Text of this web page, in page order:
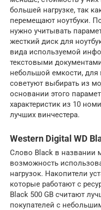
большей нагрузке, так
перемещают ноутбуки.
нужно учитывать
жесткий диск для
вида используемой
текстовыми
небольшой емкости,
советуют выбирать из
основании этого
характеристик из 10
лучших винчестера.
Western Digital WD
Слово Black в названии
возможность
нагрузок. Накопители
которые работают с
Black 500 GB считают
покупателей с